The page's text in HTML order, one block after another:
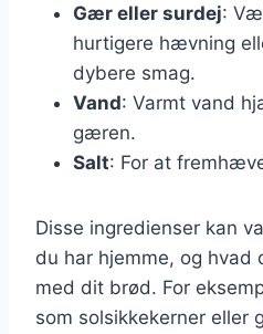
Gær eller surdej:
hurtigere hævning
dybere smag.
Vand: Varmt vand
gæren.
Salt: For at
Disse ingredienser kan
du har hjemme, og hvad
med dit brød. For
som solsikkekerner eller